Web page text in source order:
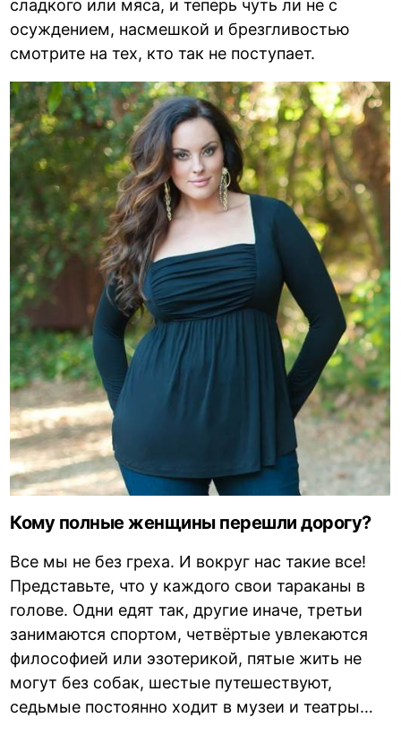
сладкого или мяса, и теперь чуть ли не с
осуждением, насмешкой и брезгливостью
смотрите на тех, кто так не поступает.
Кому полные женщины перешли дорогу?
Все мы не без греха. И вокруг нас такие все!
Представьте, что у каждого свои тараканы в
голове. Одни едят так, другие иначе, третьи
занимаются спортом, четвёртые увлекаются
философией или эзотерикой, пятые жить не
могут без собак, шестые путешествуют,
седьмые постоянно ходит в музеи и театры…